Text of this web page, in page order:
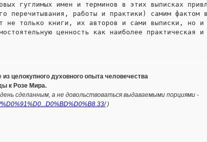
гуглимых имен и терминов в этих выписках
перечитывания, работы и практики) самим
не только книги, их авторов и сами выписки, но и
ценность как наиболее практическая
целокупного духовного опыта человечества
к Розе Мира.
сделанным, а не довольствоваться выдаваемыми порциями -
)